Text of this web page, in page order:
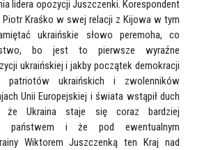
lidera opozycji Juszczenki. Korespondent
Piotr Kraśko w swej relacji z Kijowa w tym
ukraińskie słowo peremoha, co
bo jest to pierwsze wyraźne
ukraińskiej i jakby początek demokracji
patriotów ukraińskich i zwolenników
Unii Europejskiej i świata wstąpił duch
Ukraina staje się coraz bardziej
państwem i że pod ewentualnym
Wiktorem Juszczenką ten Kraj nad